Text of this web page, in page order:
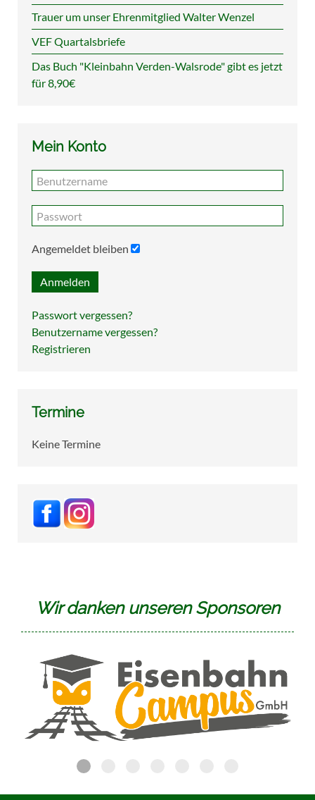
Trauer um unser Ehrenmitglied Walter Wenzel
VEF Quartalsbriefe
Das Buch "Kleinbahn Verden-Walsrode" gibt es jetzt
für 8,90€
Mein Konto
Angemeldet bleiben
Anmelden
Passwort vergessen?
Benutzername vergessen?
Registrieren
Termine
Keine Termine
Wir danken unseren Sponsoren